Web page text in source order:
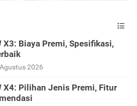
Biaya Premi, Spesifikasi,
2026
X4: Pilihan Jenis Premi, Fitur